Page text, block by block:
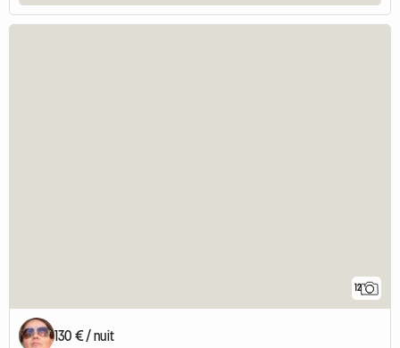
12
130 € / nuit